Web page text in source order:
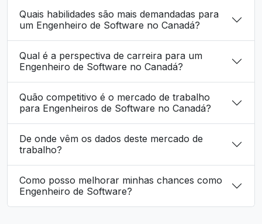
Quais habilidades são mais demandadas para
um Engenheiro de Software no Canadá?
Qual é a perspectiva de carreira para um
Engenheiro de Software no Canadá?
Quão competitivo é o mercado de trabalho
para Engenheiros de Software no Canadá?
De onde vêm os dados deste mercado de
trabalho?
Como posso melhorar minhas chances como
Engenheiro de Software?